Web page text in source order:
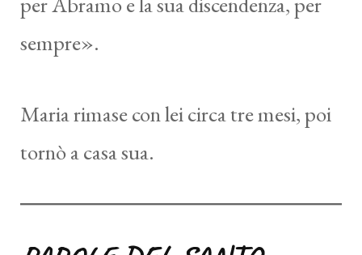
sempre».
Maria rimase con lei circa tre mesi, poi
tornò a casa sua.